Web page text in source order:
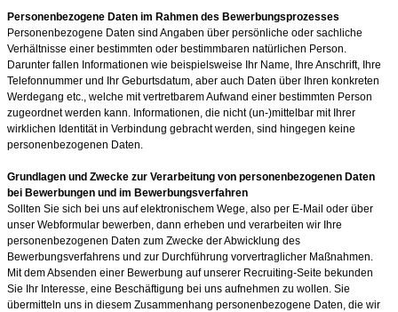
Personenbezogene Daten im Rahmen des Bewerbungsprozesses
Personenbezogene Daten sind Angaben über persönliche oder sachliche
Verhältnisse einer bestimmten oder bestimmbaren natürlichen Person.
Darunter fallen Informationen wie beispielsweise Ihr Name, Ihre Anschrift, Ihre
Telefonnummer und Ihr Geburtsdatum, aber auch Daten über Ihren konkreten
Werdegang etc., welche mit vertretbarem Aufwand einer bestimmten Person
zugeordnet werden kann. Informationen, die nicht (un-)mittelbar mit Ihrer
wirklichen Identität in Verbindung gebracht werden, sind hingegen keine
personenbezogenen Daten.
Grundlagen und Zwecke zur Verarbeitung von personenbezogenen Daten
bei Bewerbungen und im Bewerbungsverfahren
Sollten Sie sich bei uns auf elektronischem Wege, also per E-Mail oder über
unser Webformular bewerben, dann erheben und verarbeiten wir Ihre
personenbezogenen Daten zum Zwecke der Abwicklung des
Bewerbungsverfahrens und zur Durchführung vorvertraglicher Maßnahmen.
Mit dem Absenden einer Bewerbung auf unserer Recruiting-Seite bekunden
Sie Ihr Interesse, eine Beschäftigung bei uns aufnehmen zu wollen. Sie
übermitteln uns in diesem Zusammenhang personenbezogene Daten, die wir